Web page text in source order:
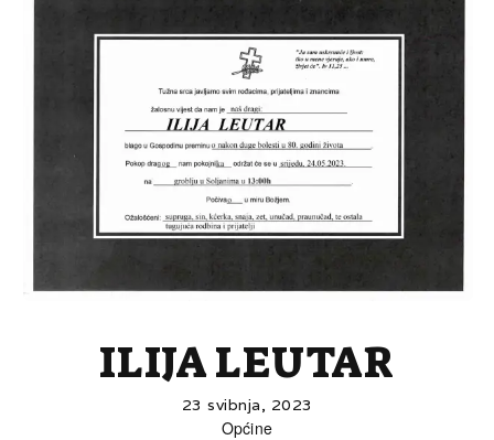
ILIJA LEUTAR
23 svibnja, 2023
Općine